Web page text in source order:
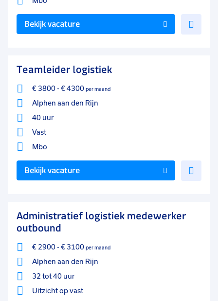
Bekijk vacature
Teamleider logistiek
€ 3800- € 4300 per maand
Alphen aan den Rijn
40 uur
Vast
Mbo
Bekijk vacature
Administratief logistiek medewerker
outbound
€ 2900- € 3100 per maand
Alphen aan den Rijn
32 tot 40 uur
Uitzicht op vast